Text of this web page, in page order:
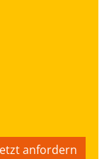
anfordern